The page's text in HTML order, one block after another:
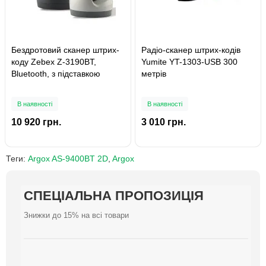
Бездротовий сканер штрих-
коду Zebex Z-3190BT,
Bluetooth, з підставкою
В наявності
10 920 грн.
Радіо-сканер штрих-кодів
Yumite YT-1303-USB 300
метрів
В наявності
3 010 грн.
Теги: Argox AS-9400BT 2D Argox
СПЕЦІАЛЬНА ПРОПОЗИЦІЯ
Знижки до 15% на всі товари
СПЕЦІАЛЬНА ПРОПОЗИЦІЯ
Знижки до 15% на всі товари
СПЕЦІАЛЬНА ПРОПОЗИЦІЯ
Знижки до 15% на всі товари
СПЕЦІАЛЬНА ПРОПОЗИЦІЯ
Знижки до 15% на всі товари
СПЕЦІАЛЬНА ПРОПОЗИЦІЯ
Знижки до 15% на всі товари
СПЕЦІАЛЬНА ПРОПОЗИЦІЯ
Знижки до 15% на всі товари
СПЕЦІАЛЬНА ПРОПОЗИЦІЯ
Знижки до 15% на всі товари
СПЕЦІАЛЬНА ПРОПОЗИЦІЯ
Знижки до 15% на всі товари
СПЕЦІАЛЬНА ПРОПОЗИЦІЯ
Знижки до 15% на всі товари
СПЕЦІАЛЬНА ПРОПОЗИЦІЯ
Знижки до 15% на всі товари